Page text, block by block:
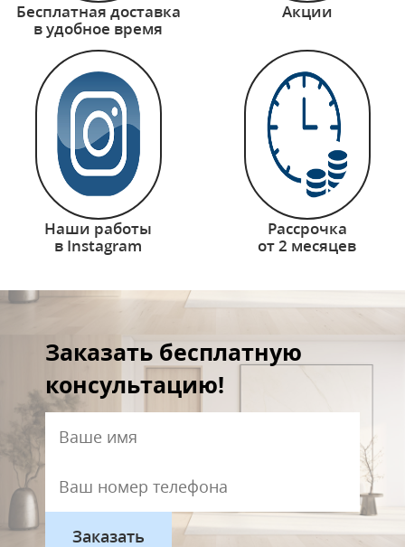
Бесплатная доставка
в удобное время
Акции
Наши работы
в Instagram
Рассрочка
от 2 месяцев
Заказать бесплатную
консультацию!